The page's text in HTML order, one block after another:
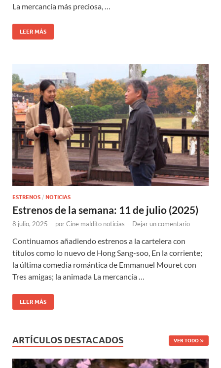
La mercancía más preciosa, …
LEER MÁS
ESTRENOS / NOTICIAS
Estrenos de la semana: 11 de julio (2025)
8 julio, 2025 - porCine maldito noticias - Dejar un comentario
Continuamos añadiendo estrenos a la cartelera con
títulos como lo nuevo de Hong Sang-soo, En la corriente;
la última comedia romántica de Emmanuel Mouret con
Tres amigas; la animada La mercancía …
LEER MÁS
ARTÍCULOS DESTACADOS VER TODO